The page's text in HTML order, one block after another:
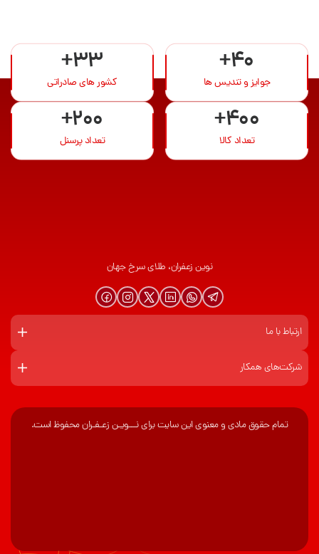
+40
جوایز و تندیس ها
+33
کشور های صادراتی
+400
تعداد کالا
+200
تعداد پرسنل
نوین زعفران، طلای سرخ جهان
ارتباط با ما
شرکت‌های همکار
تمام حقوق مادی و معنوی این سایت برای نـــویـن زعـفـران محفوظ است.